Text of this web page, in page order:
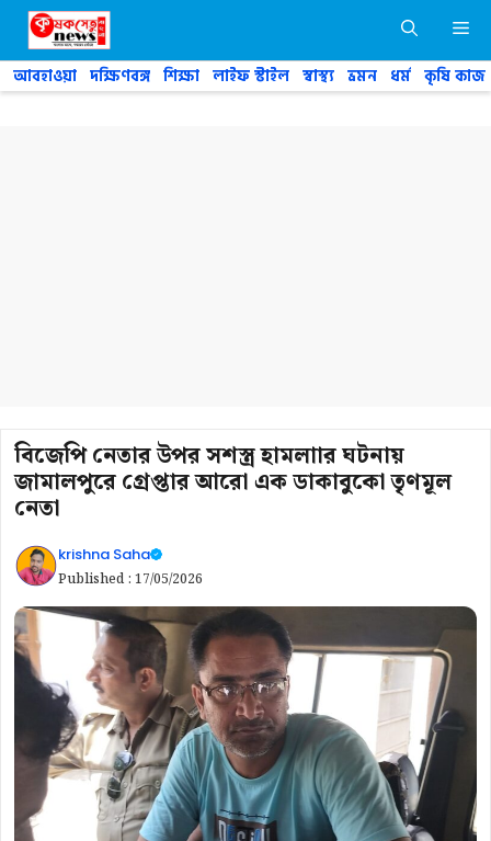
Skip
content
আবহাওয়া দক্ষিণবঙ্গ শিক্ষা লাইফ স্টাইল স্বাস্থ্য ভ্রমন ধর্ম কৃষি কাজ
বিজেপি নেতার উপর সশস্ত্র হামলাার ঘটনায়
জামালপুরে গ্রেপ্তার আরো এক ডাকাবুকো তৃণমূল
নেতা
krishna Saha
Published : 17/05/2026